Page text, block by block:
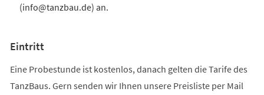
(info@tanzbau.de) an.
Eintritt
Eine Probestunde ist kostenlos, danach gelten die Tarife des
TanzBaus. Gern senden wir Ihnen unsere Preisliste per Mail